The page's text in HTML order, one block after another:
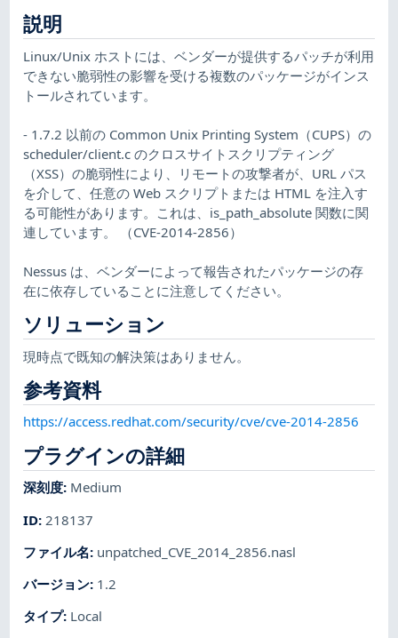
説明
Linux/Unix ホストには、ベンダーが提供するパッチが利用
できない脆弱性の影響を受ける複数のパッケージがインス
トールされています。
- 1.7.2 以前の Common Unix Printing System（CUPS）の
scheduler/client.c のクロスサイトスクリプティング
（XSS）の脆弱性により、リモートの攻撃者が、URL パス
を介して、任意の Web スクリプトまたは HTML を注入す
る可能性があります。これは、is_path_absolute 関数に関
連しています。 （CVE-2014-2856）
Nessus は、ベンダーによって報告されたパッケージの存
在に依存していることに注意してください。
ソリューション
現時点で既知の解決策はありません。
参考資料
https://access.redhat.com/security/cve/cve-2014-2856
プラグインの詳細
深刻度: Medium
ID: 218137
ファイル名: unpatched_CVE_2014_2856.nasl
バージョン: 1.2
タイプ: Local